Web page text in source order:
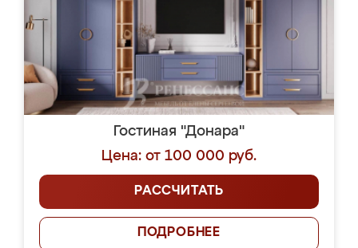
Гостиная "Донара"
Цена: от 100 000 руб.
РАССЧИТАТЬ
ПОДРОБНЕЕ